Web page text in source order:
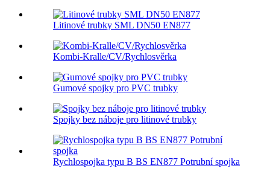
Litinové trubky SML DN50 EN877
Kombi-Kralle/CV/Rychlosvěrka
Gumové spojky pro PVC trubky
Spojky bez náboje pro litinové trubky
Rychlospojka typu B BS EN877 Potrubní spojka